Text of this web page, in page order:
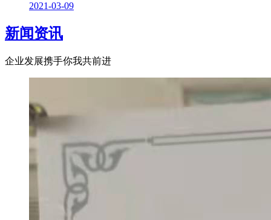
2021-03-09
新闻资讯
企业发展携手你我共前进